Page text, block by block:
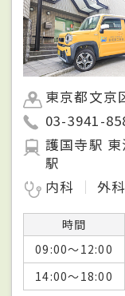
東京都文京
03-3941-
護国寺駅
駅
内科
外科
時間
09:00～12:00
14:00～18:00